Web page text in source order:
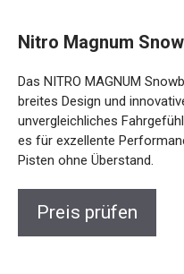
Nitro Magnum
Das NITRO MAGNUM
breites Design und
unvergleichliches
sorgt es für exzellente
harten Pisten ohne
Preis prüfen